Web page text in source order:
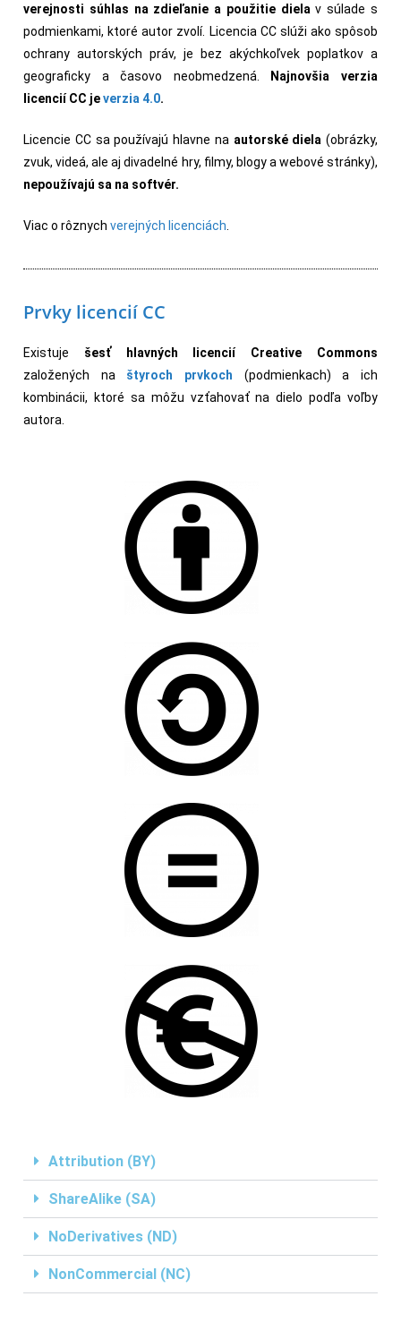
verejnosti súhlas na zdieľanie a použitie dielav súlade s
podmienkami, ktoré autor zvolí. Licencia CC slúži ako spôsob
ochrany autorských práv, je bez akýchkoľvek poplatkov a
geograficky a časovo neobmedzená.
Najnovšia verzia
licencií CC jeverzia 4.0.
Licencie CC sa používajú hlavne na autorské diela (obrázky,
zvuk, videá, ale aj divadelné hry, filmy, blogy a webové stránky),
nepoužívajú sa na softvér.
Viac o rôznych verejných licenciách
Prvky licencií CC
Existuje šesť hlavných licencií Creative Commons
založených na štyroch prvkoch (podmienkach) a ich
kombinácii, ktoré sa môžu vzťahovať na dielo podľa voľby
autora.
Attribution (BY)
ShareAlike (SA)
NoDerivatives (ND)
NonCommercial (NC)